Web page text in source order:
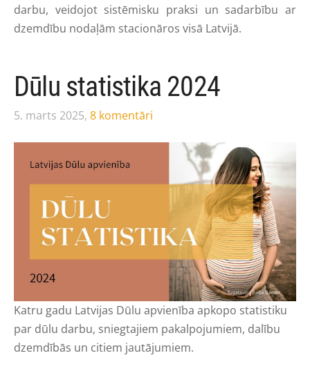
darbu, veidojot sistēmisku praksi un sadarbību ar
dzemdību nodaļām stacionāros visā Latvijā.
Dūlu statistika 2024
5. marts 2025, 8 komentāri
Katru gadu Latvijas Dūlu apvienība apkopo statistiku
par dūlu darbu, sniegtajiem pakalpojumiem, dalību
dzemdībās un citiem jautājumiem.